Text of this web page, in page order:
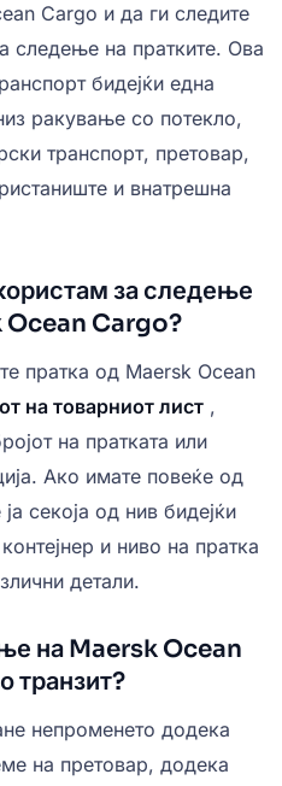
Cargo и да ги следите
следење на пратките. Ова
бидејќи една
ракување со потекло,
транспорт, претовар,
и внатрешна
за следење
Ocean Cargo?
пратка од Maersk Ocean
на товарниот лист ,
на пратката или
Ако имате повеќе од
секоја од нив бидејќи
и ниво на пратка
детали.
на Maersk Ocean
транзит?
непроменето додека
на претовар, додека